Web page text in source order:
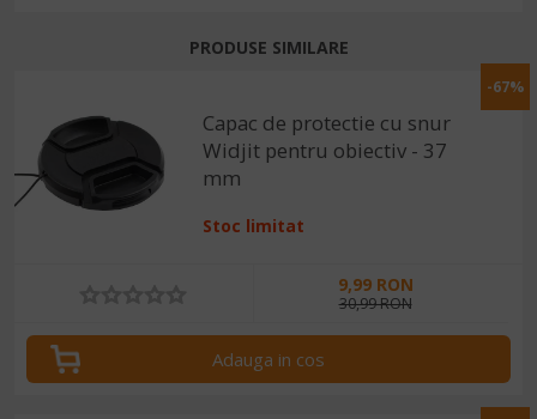
PRODUSE SIMILARE
-67%
Capac de protectie cu snur
Widjit pentru obiectiv - 37
mm
Stoc limitat
9,99 RON
30,99 RON
Adauga in cos